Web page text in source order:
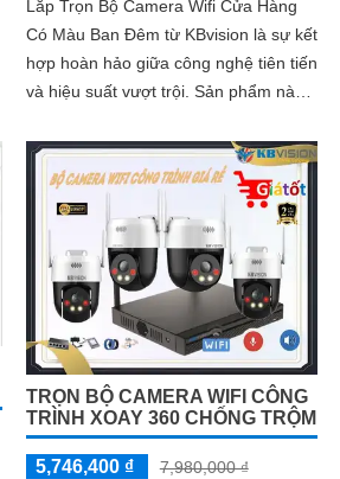
Lắp Trọn Bộ Camera Wifi Cửa Hàng
Có Màu Ban Đêm từ KBvision là sự kết
hợp hoàn hảo giữa công nghệ tiên tiến
và hiệu suất vượt trội. Sản phẩm này
tiến, đảm bảo sự an toàn cho cửa
hàng của bạn
TRỌN BỘ CAMERA WIFI CÔNG
TRÌNH XOAY 360 CHỐNG TRỘM
5,746,400 ₫
7,980,000 ₫